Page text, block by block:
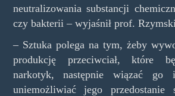
neutralizowania substancji
czy bakterii – wyjaśnił prof.
– Sztuka polega na tym, żeby
produkcję przeciwciał, które
narkotyk, następnie wiązać
uniemożliwiać jego przedostanie